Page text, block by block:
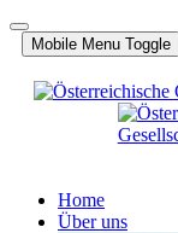
Mobile Menu Toggle
Home
Über uns
Jahr
Monat
Jahr
Monat